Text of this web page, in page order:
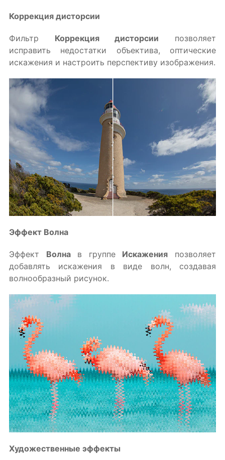
Коррекция дисторсии
Фильтр Коррекция дисторсии позволяет
исправить недостатки объектива, оптические
искажения и настроить перспективу изображения.
Эффект Волна
Эффект Волнав группе Искажения позволяет
добавлять искажения в виде волн, создавая
волнообразный рисунок.
Художественные эффекты